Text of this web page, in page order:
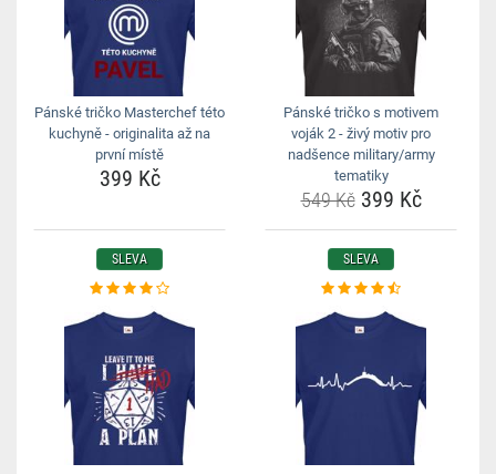
Pánské tričko Masterchef této
kuchyně - originalita až na
první místě
399 Kč
Pánské tričko s motivem
voják 2 - živý motiv pro
nadšence military/army
tematiky
549 Kč399 Kč
SLEVA SLEVA